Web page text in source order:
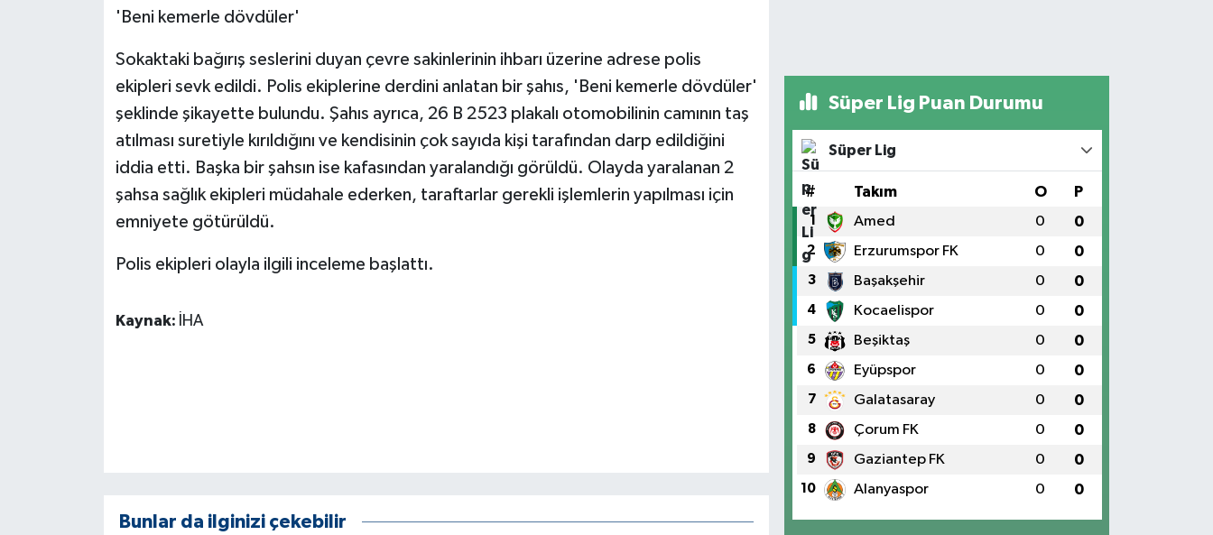
'Beni kemerle dövdüler'
Sokaktaki bağırış seslerini duyan çevre sakinlerinin ihbarı üzerine adrese polis
ekipleri sevk edildi. Polis ekiplerine derdini anlatan bir şahıs, 'Beni kemerle dövdüler'
şeklinde şikayette bulundu. Şahıs ayrıca, 26 B 2523 plakalı otomobilinin camının taş
atılması suretiyle kırıldığını ve kendisinin çok sayıda kişi tarafından darp edildiğini
iddia etti. Başka bir şahsın ise kafasından yaralandığı görüldü. Olayda yaralanan 2
şahsa sağlık ekipleri müdahale ederken, taraftarlar gerekli işlemlerin yapılması için
emniyete götürüldü.
Polis ekipleri olayla ilgili inceleme başlattı.
Kaynak: İHA
Bunlar da ilginizi çekebilir
Süper Lig Puan Durumu
Süper Lig
# Takım O P
1 Amed 0 0
2 Erzurumspor FK 0 0
3 Başakşehir 0 0
4 Kocaelispor 0 0
5 Beşiktaş 0 0
6 Eyüpspor 0 0
7 Galatasaray 0 0
8 Çorum FK 0 0
9 Gaziantep FK 0 0
10 Alanyaspor 0 0
KÜLTÜR SANAT
MAGAZİN
Otomobil
POLİTİKA